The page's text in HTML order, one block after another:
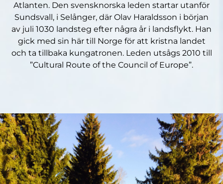
Atlanten. Den svensknorska leden startar utanför
Sundsvall, i Selånger, där Olav Haraldsson i början
av juli 1030 landsteg efter några år i landsflykt. Han
gick med sin här till Norge för att kristna landet
och ta tillbaka kungatronen. Leden utsågs 2010 till
”Cultural Route of the Council of Europe”.